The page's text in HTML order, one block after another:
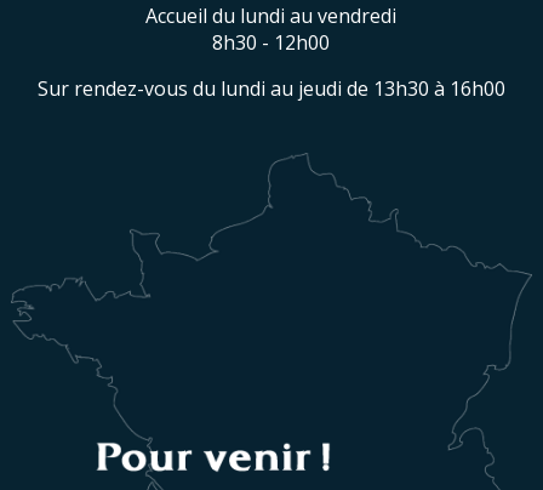
Accueil du lundi au vendredi
8h30 - 12h00
Sur rendez-vous du lundi au jeudi de 13h30 à 16h00